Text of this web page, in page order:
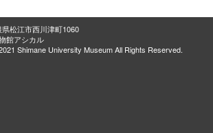
松江市西川津町1060
館アシカル
Shimane University Museum All Rights Reserved.